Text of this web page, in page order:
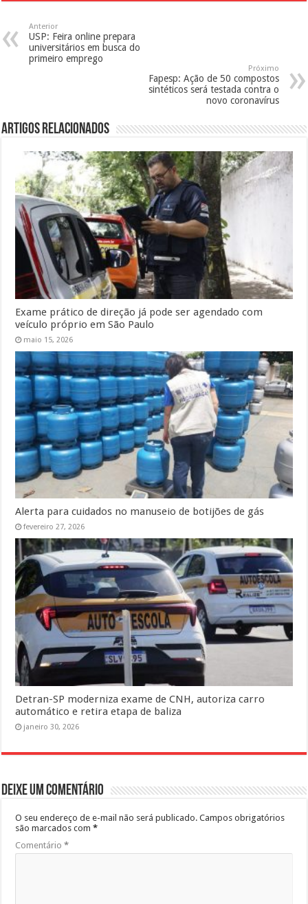
Anterior
USP: Feira online prepara
universitários em busca do
primeiro emprego
Próximo
Fapesp: Ação de 50 compostos
sintéticos será testada contra o
novo coronavírus
Artigos Relacionados
Exame prático de direção já pode ser agendado com
veículo próprio em São Paulo
maio 15, 2026
Alerta para cuidados no manuseio de botijões de gás
fevereiro 27, 2026
Detran-SP moderniza exame de CNH, autoriza carro
automático e retira etapa de baliza
janeiro 30, 2026
Deixe um comentário
O seu endereço de e-mail não será publicado. Campos obrigatórios
são marcados com*
Comentário*